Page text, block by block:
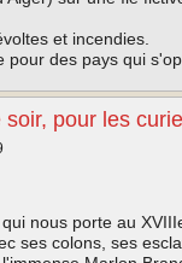
et incendies.
des pays qui
pour les
nous porte au
ses colons, ses